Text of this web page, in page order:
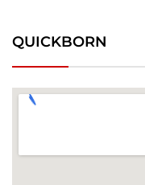
QUICKBORN